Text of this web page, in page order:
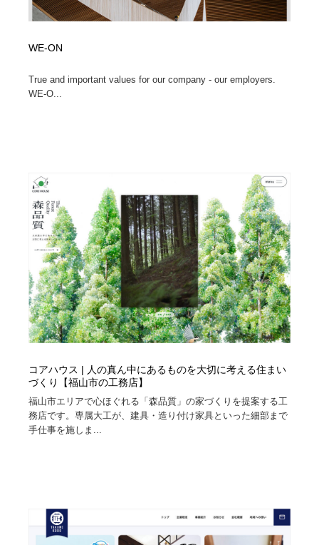
WE-ON
True and important values for our company - our employers.
WE-O...
コアハウス | 人の真ん中にあるものを大切に考える住まい
づくり【福山市の工務店】
福山市エリアで心ほぐれる「森品質」の家づくりを提案する工
務店です。専属大工が、建具・造り付け家具といった細部まで
手仕事を施しま...